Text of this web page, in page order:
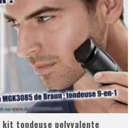
kit tondeuse polyvalente